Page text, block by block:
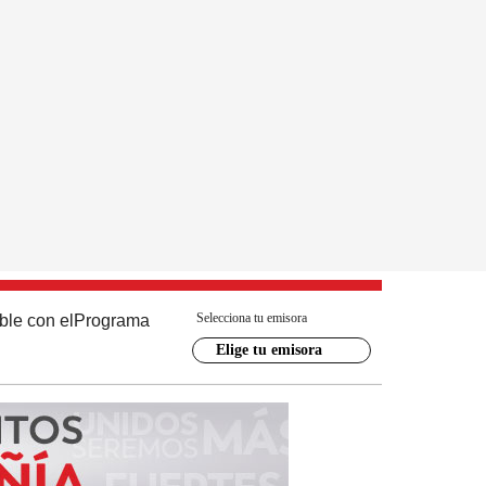
con el Programa Selecciona tu emisora
Elige tu emisora